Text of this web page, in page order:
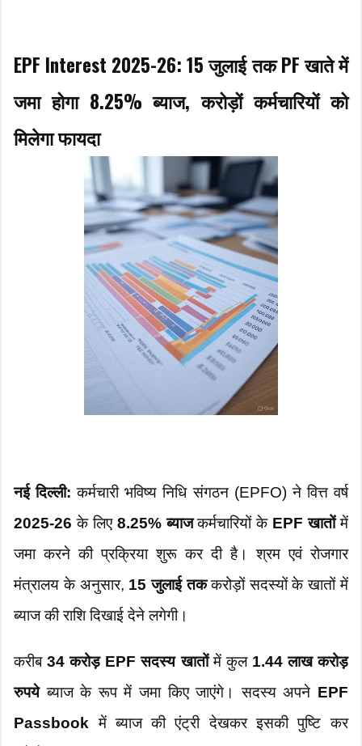
EPF Interest 2025-26: 15 जुलाई तक PF खाते में
जमा होगा 8.25% ब्याज, करोड़ों कर्मचारियों को
मिलेगा फायदा
नई दिल्ली: कर्मचारी भविष्य निधि संगठन (EPFO) ने वित्त वर्ष
2025-26 के लिए 8.25% ब्याजकर्मचारियों के EPF खातोंमें
जमा करने की प्रक्रिया शुरू कर दी है। श्रम एवं रोजगार
मंत्रालय के अनुसार, 15 जुलाई तककरोड़ों सदस्यों के खातों में
ब्याज की राशि दिखाई देने लगेगी।
करीब34 करोड़ EPF सदस्य खातोंमें कुल 1.44 लाख करोड़
रुपयेब्याज के रूप में जमा किए जाएंगे। सदस्य अपने EPF
Passbook में ब्याज की एंट्री देखकर इसकी पुष्टि कर